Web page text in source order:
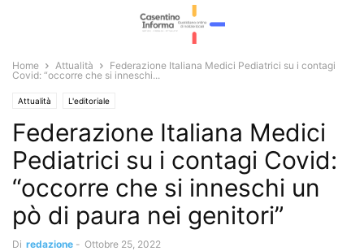
Home Attualità
Federazione Italiana Medici Pediatrici su i contagi
Covid: “occorre che si inneschi...
Attualità L'editoriale
Federazione Italiana Medici
Pediatrici su i contagi Covid:
“occorre che si inneschi un
pò di paura nei genitori”
Di redazione - Ottobre 25, 2022